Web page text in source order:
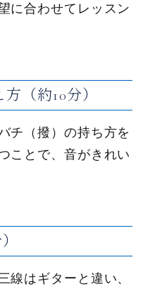
に合わせてレッスン
（約10分）
チ（撥）の持ち方を
ことで、音がきれい
線はギターと違い、